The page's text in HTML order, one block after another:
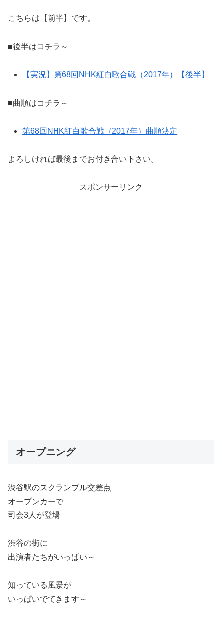
こちらは【前半】です。
■後半はコチラ～
【実況】第68回NHK紅白歌合戦（2017年）【後半】
■曲順はコチラ～
第68回NHK紅白歌合戦（2017年）曲順決定
よろしければ最後までお付き合い下さい。
スポンサーリンク
オープニング
渋谷駅のスクランブル交差点
オープンカーで
司会3人が登場
渋谷の街に
出演者たちがいっぱい～
知っている風景が
いっぱいでてきます～